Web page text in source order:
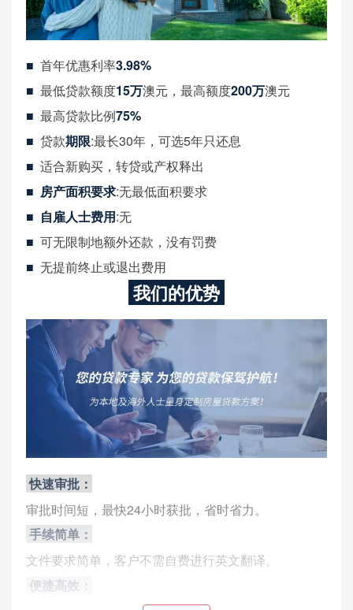
■ 首年优惠利率3.98%
■ 最低贷款额度15万澳元，最高额度200万澳元
■ 最高贷款比例75%
■ 贷款期限:最长30年，可选5年只还息
■ 适合新购买，转贷或产权释出
■ 房产面积要求:无最低面积要求
■ 自雇人士费用:无
■ 可无限制地额外还款，没有罚费
■ 无提前终止或退出费用
我们的优势
快速审批：
审批时间短，最快24小时获批，省时省力。
手续简单：
文件要求简单，客户不需自费进行英文翻译。
便捷高效：